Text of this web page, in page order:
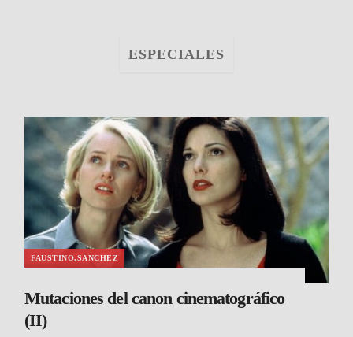
ESPECIALES
FAUSTINO.SANCHEZ
Mutaciones del canon cinematográfico
(II)